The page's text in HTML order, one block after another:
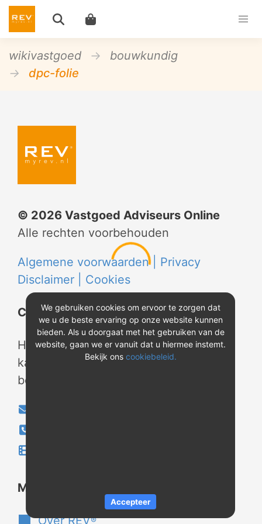
wikivastgoed
bouwkundig
dpc-folie
© 2026 Vastgoed Adviseurs Online
Alle rechten voorbehouden
Algemene voorwaarden | Privacy
Disclaimer | Cookies
Contact
Heeft u vragen? Neem tijdens
kantooruren contact met ons op of
bekijk onze instructievideo's.
Meer over REV
Over REV®
We gebruiken cookies om ervoor te zorgen dat
we u de beste ervaring op onze website kunnen
bieden. Als u doorgaat met het gebruiken van de
website, gaan we er vanuit dat u hiermee instemt.
Bekijk ons cookiebeleid.
Accepteer